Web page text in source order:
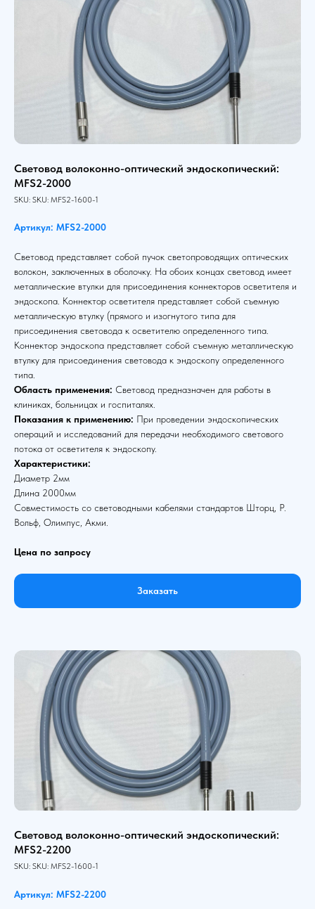
Световод волоконно-оптический эндоскопический:
MFS2-2000
SKU: SKU: MFS2-1600-1
Артикул: MFS2-2000
Световод представляет собой пучок светопроводящих оптических
волокон, заключенных в оболочку. На обоих концах световод имеет
металлические втулки для присоединения коннекторов осветителя и
эндоскопа. Коннектор осветителя представляет собой съемную
металлическую втулку (прямого и изогнутого типа для
присоединения световода к осветителю определенного типа.
Коннектор эндоскопа представляет собой съемную металлическую
втулку для присоединения световода к эндоскопу определенного
типа.
Область применения: Световод предназначен для работы в
клиниках, больницах и госпиталях.
Показания к применению: При проведении эндоскопических
операций и исследований для передачи необходимого светового
потока от осветителя к эндоскопу.
Характеристики:
Диаметр 2мм
Длина 2000мм
Совместимость со световодными кабелями стандартов Шторц, Р.
Вольф, Олимпус, Акми.
Цена по запросу
Заказать
Световод волоконно-оптический эндоскопический:
MFS2-2200
SKU: SKU: MFS2-1600-1
Артикул: MFS2-2200